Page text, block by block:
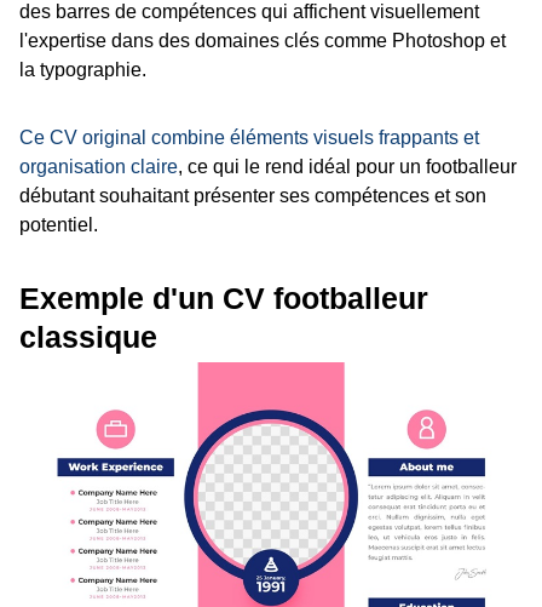
des barres de compétences qui affichent visuellement
l'expertise dans des domaines clés comme Photoshop et
la typographie.
Ce CV original combine éléments visuels frappants et
organisation claire, ce qui le rend idéal pour un footballeur
débutant souhaitant présenter ses compétences et son
potentiel.
Exemple d'un CV footballeur
classique